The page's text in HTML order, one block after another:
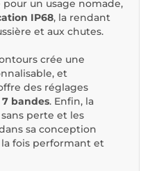
un usage nomade,
IP68, la rendant
et aux chutes.
crée une
et
des réglages
bandes. Enfin, la
sans perte et les
sa conception
fois performant et